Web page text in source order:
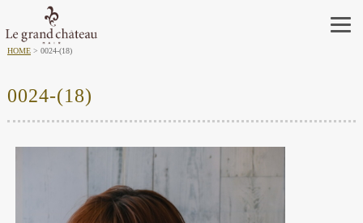
HOME 0024-(18)
0024-(18)